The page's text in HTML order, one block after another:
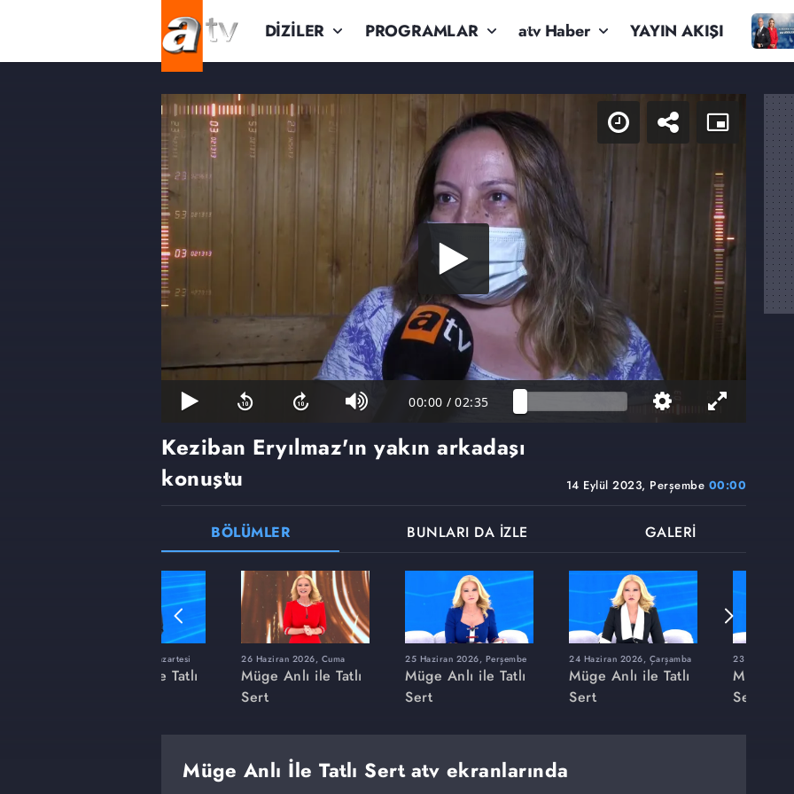
DİZİLER PROGRAMLAR atv Haber YAYIN AKIŞI
00:00 / 02:35
14 Eylül 2023, Perşembe 00:00
Keziban Eryılmaz'ın yakın arkadaşı
konuştu
BÖLÜMLER BUNLARI DA İZLE GALERİ
8 Haziran 2026, Pazartesi
Müge Anlı ile Tatlı
26 Haziran 2026, Cuma
Müge Anlı ile Tatlı
Sert
25 Haziran 2026, Perşembe
Müge Anlı ile Tatlı
Sert
24 Haziran 2026, Çarşamba
Müge Anlı ile Tatlı
Sert
23 Haziran
Müge
Sert
Müge Anlı İle Tatlı Sert atv ekranlarında